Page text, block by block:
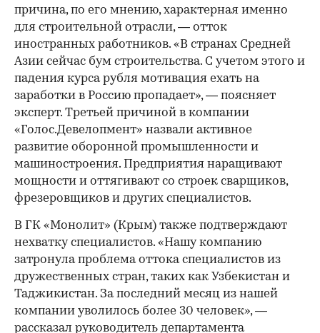
причина, по его мнению, характерная именно
для строительной отрасли, — отток
иностранных работников. «В странах Средней
Азии сейчас бум строительства. С учетом этого и
падения курса рубля мотивация ехать на
заработки в Россию пропадает», — поясняет
эксперт. Третьей причиной в компании
«Голос.Девелопмент» назвали активное
развитие оборонной промышленности и
машиностроения. Предприятия наращивают
мощности и оттягивают со строек сварщиков,
фрезеровщиков и других специалистов.
В ГК «Монолит» (Крым) также подтверждают
нехватку специалистов. «Нашу компанию
затронула проблема оттока специалистов из
дружественных стран, таких как Узбекистан и
Таджикистан. За последний месяц из нашей
компании уволилось более 30 человек», —
рассказал руководитель департамента